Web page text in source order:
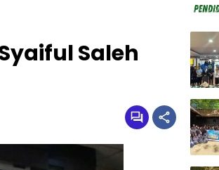
Saleh